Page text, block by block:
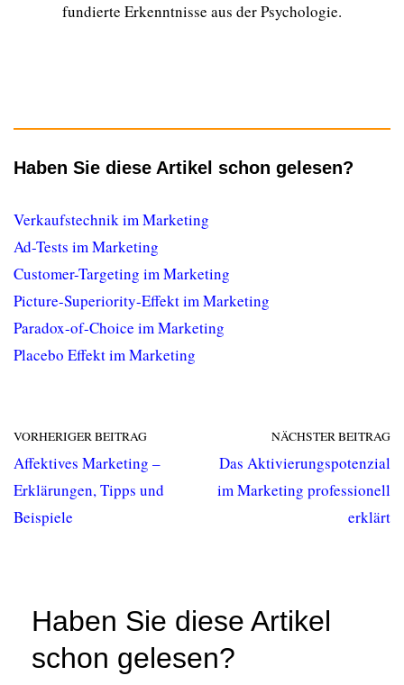
fundierte Erkenntnisse aus der Psychologie.
Haben Sie diese Artikel schon gelesen?
Verkaufstechnik im Marketing
Ad-Tests im Marketing
Customer-Targeting im Marketing
Picture-Superiority-Effekt im Marketing
Paradox-of-Choice im Marketing
Placebo Effekt im Marketing
VORHERIGER BEITRAG
Affektives Marketing –
Erklärungen, Tipps und
Beispiele
NÄCHSTER BEITRAG
Das Aktivierungspotenzial
im Marketing professionell
erklärt
Haben Sie diese Artikel
schon gelesen?